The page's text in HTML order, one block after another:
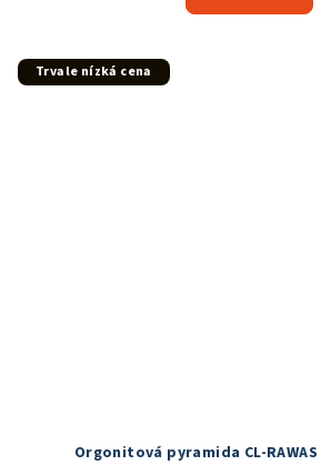
Trvale nízká cena
Orgonitová pyramida CL-RAWAS